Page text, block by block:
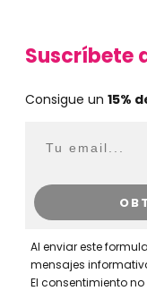
Suscríbete
Consigue un 15%
Al enviar este
mensajes
El consentimiento